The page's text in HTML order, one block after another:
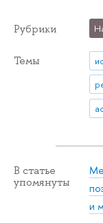
Рубрики
Темы
В статье
упомянуты
и